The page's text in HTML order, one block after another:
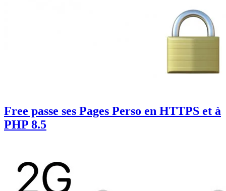
Free passe ses Pages Perso en HTTPS et à
PHP 8.5